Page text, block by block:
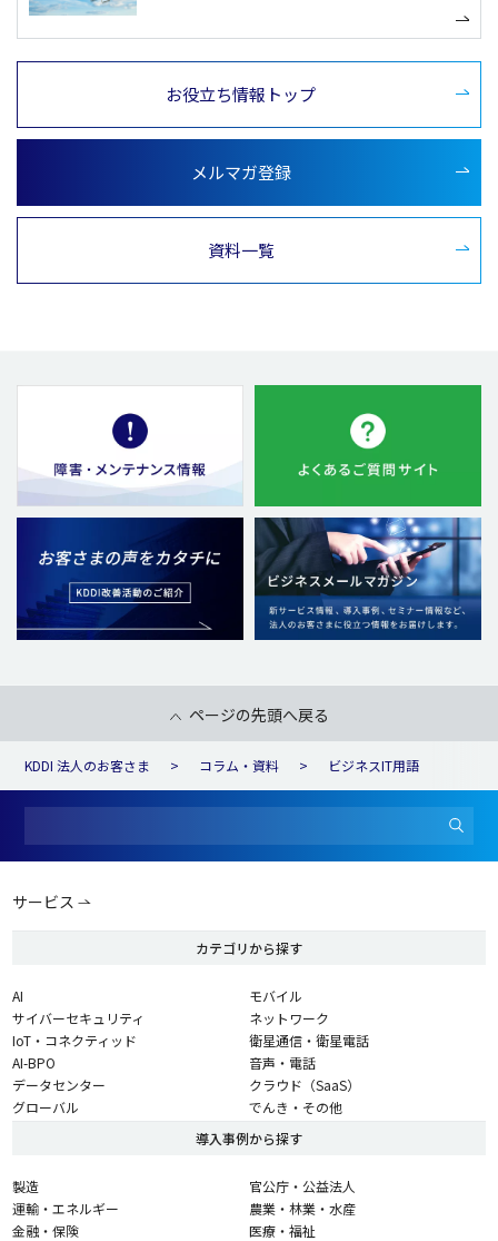
お役立ち情報トップ
メルマガ登録
資料一覧
ページの先頭へ戻る
KDDI 法人のお客さま コラム・資料 ビジネスIT用語
サービス
カテゴリから探す
AI
サイバーセキュリティ
IoT・コネクティッド
AI-BPO
データセンター
グローバル
モバイル
ネットワーク
衛星通信・衛星電話
音声・電話
クラウド（SaaS）
でんき・その他
導入事例から探す
製造
運輸・エネルギー
金融・保険
官公庁・公益法人
農業・林業・水産
医療・福祉